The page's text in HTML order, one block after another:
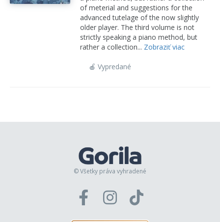
of meterial and suggestions for the
advanced tutelage of the now slightly
older player. The third volume is not
strictly speaking a piano method, but
rather a collection... Zobraziť viac
🍎 Vypredané
© Všetky práva vyhradené